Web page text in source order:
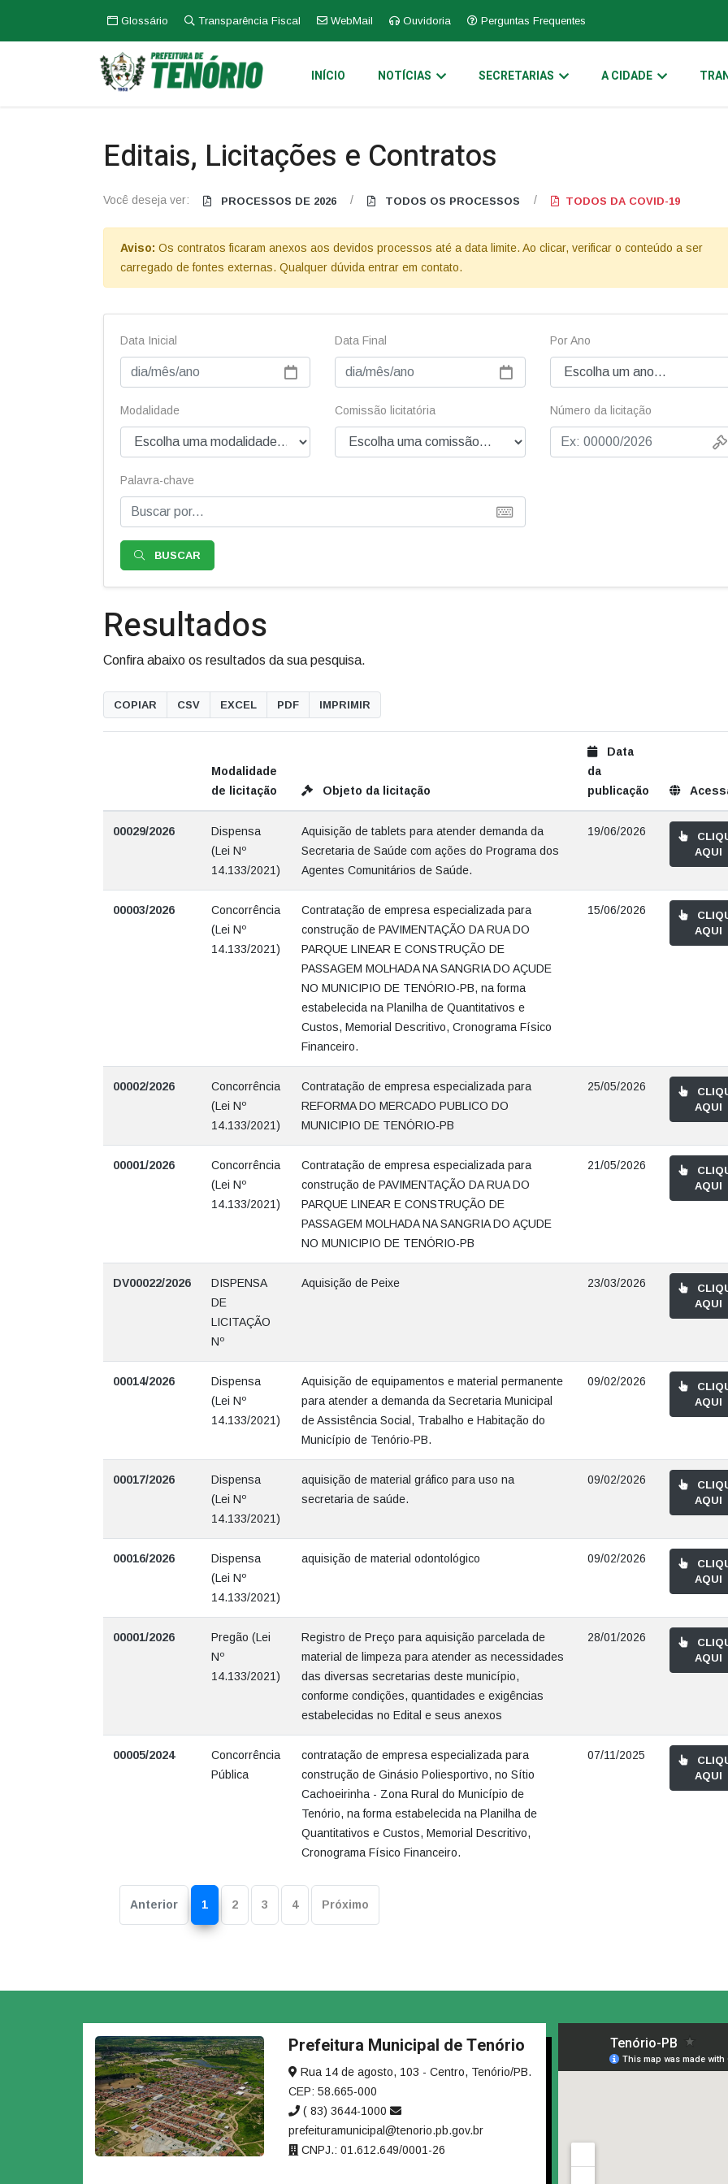
Glossário Transparência Fiscal WebMail Ouvidoria Perguntas Frequentes
INÍCIO NOTÍCIAS SECRETARIAS A CIDADE
Editais, Licitações e Contratos
Você deseja ver: PROCESSOS DE 2026 / TODOS OS PROCESSOS / TODOS DA COVID-19
Aviso: Os contratos ficaram anexos aos devidos processos até a data limite. Ao clicar, verificar o conteúdo a ser
carregado de fontes externas. Qualquer dúvida entrar em contato.
Data Inicial Data Final Por Ano
Modalidade Comissão licitatória Número da licitação
Palavra-chave
BUSCAR
Resultados
Confira abaixo os resultados da sua pesquisa.
COPIAR CSV EXCEL PDF IMPRIMIR
Modalidade
de licitação
Objeto da licitação
Data
da
publicação
00029/2026
Dispensa
(Lei Nº
14.133/2021)
Aquisição de tablets para atender demanda da
Secretaria de Saúde com ações do Programa dos
Agentes Comunitários de Saúde.
19/06/2026
AQUI
00003/2026
Concorrência
(Lei Nº
14.133/2021)
Contratação de empresa especializada para
construção de PAVIMENTAÇÃO DA RUA DO
PARQUE LINEAR E CONSTRUÇÃO DE
PASSAGEM MOLHADA NA SANGRIA DO AÇUDE
NO MUNICIPIO DE TENÓRIO-PB, na forma
estabelecida na Planilha de Quantitativos e
Custos, Memorial Descritivo, Cronograma Físico
Financeiro.
15/06/2026
AQUI
00002/2026
Concorrência
(Lei Nº
14.133/2021)
Contratação de empresa especializada para
REFORMA DO MERCADO PUBLICO DO
MUNICIPIO DE TENÓRIO-PB
25/05/2026
AQUI
00001/2026
Concorrência
(Lei Nº
14.133/2021)
Contratação de empresa especializada para
construção de PAVIMENTAÇÃO DA RUA DO
PARQUE LINEAR E CONSTRUÇÃO DE
PASSAGEM MOLHADA NA SANGRIA DO AÇUDE
NO MUNICIPIO DE TENÓRIO-PB
21/05/2026
AQUI
DV00022/2026
DISPENSA
DE
LICITAÇÃO
Nº
Aquisição de Peixe 23/03/2026
AQUI
00014/2026
Dispensa
(Lei Nº
14.133/2021)
Aquisição de equipamentos e material permanente
para atender a demanda da Secretaria Municipal
de Assistência Social, Trabalho e Habitação do
Município de Tenório-PB.
09/02/2026
AQUI
00017/2026
Dispensa
(Lei Nº
14.133/2021)
aquisição de material gráfico para uso na
secretaria de saúde.
09/02/2026
AQUI
00016/2026
Dispensa
(Lei Nº
14.133/2021)
aquisição de material odontológico 09/02/2026
AQUI
00001/2026
Pregão (Lei
Nº
14.133/2021)
Registro de Preço para aquisição parcelada de
material de limpeza para atender as necessidades
das diversas secretarias deste município,
conforme condições, quantidades e exigências
estabelecidas no Edital e seus anexos
28/01/2026
AQUI
00005/2024
Concorrência
Pública
contratação de empresa especializada para
construção de Ginásio Poliesportivo, no Sítio
Cachoeirinha - Zona Rural do Município de
Tenório, na forma estabelecida na Planilha de
Quantitativos e Custos, Memorial Descritivo,
Cronograma Físico Financeiro.
07/11/2025
AQUI
Anterior 1 2 3 4 Próximo
Prefeitura Municipal de Tenório
Rua 14 de agosto, 103 - Centro, Tenório/PB.
CEP: 58.665-000
( 83) 3644-1000
prefeituramunicipal@tenorio.pb.gov.br
CNPJ.: 01.612.649/0001-26